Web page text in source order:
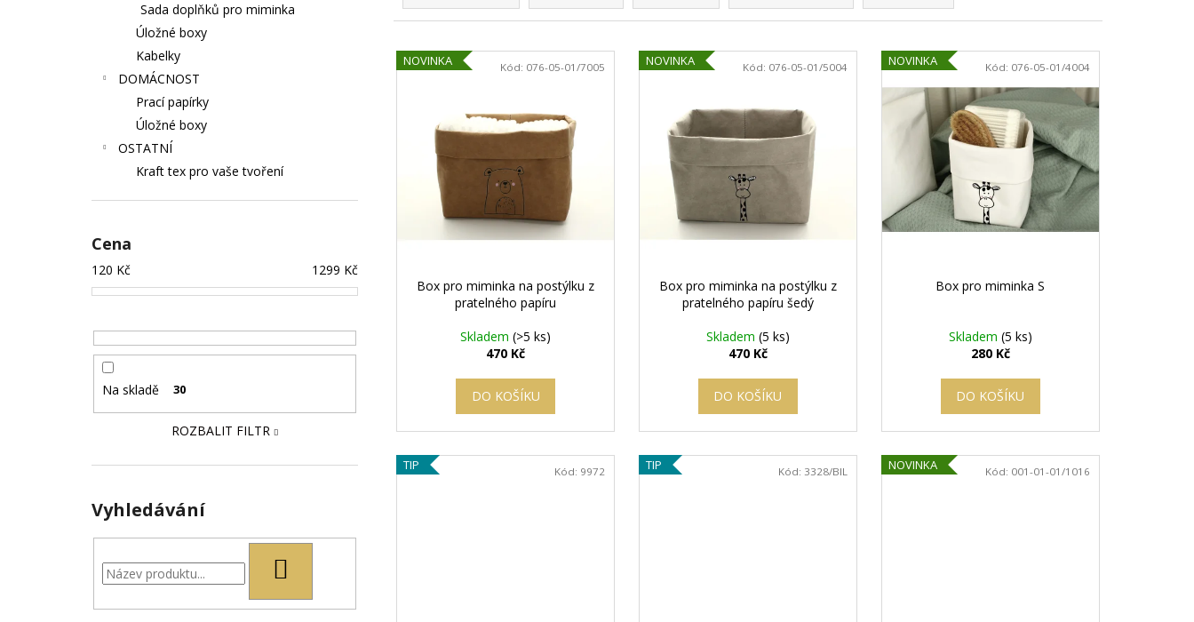
Sada doplňků pro miminka
Úložné boxy
Kabelky
DOMÁCNOST
Prací papírky
Úložné boxy
OSTATNÍ
Kraft tex pro vaše tvoření
Cena
120 Kč 1299 Kč
Na skladě 30
ROZBALIT FILTR
Vyhledávání
z
n
V
ýNOVINKA
Box pro miminka na postýlku z
pratelného papíru
Skladem(>5 ks)
470 Kč
DO KOŠÍKU
Kód: 076-05-01/7005 NOVINKA
Box pro miminka na postýlku z
pratelného papíru šedý
Skladem (5 ks)
470 Kč
DO KOŠÍKU
Kód: 076-05-01/5004 NOVINKA
Box pro miminka S
Skladem (5 ks)
280 Kč
DO KOŠÍKU
Kód: 076-05-01/4004
TIP Kód: 9972 TIP Kód: 3328/BIL NOVINKA Kód: 001-01-01/1016